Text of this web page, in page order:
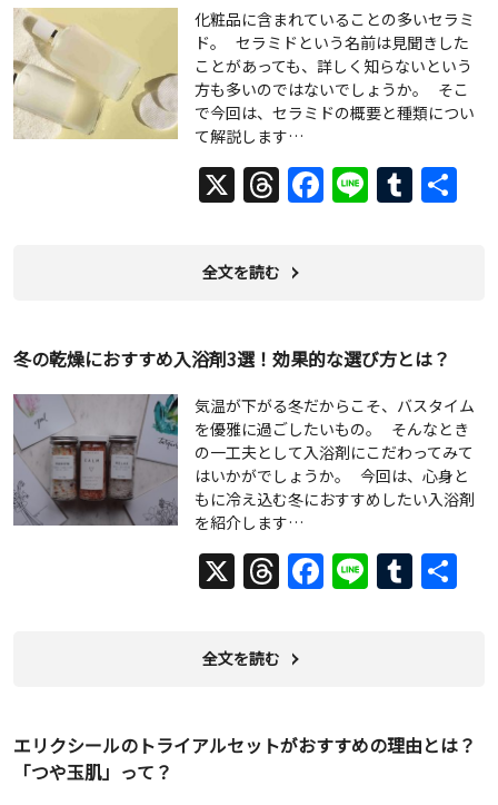
化粧品に含まれていることの多いセラミ
ド。 セラミドという名前は見聞きした
ことがあっても、詳しく知らないという
方も多いのではないでしょうか。 そこ
で今回は、セラミドの概要と種類につい
て解説します…
X Threads
Facebook
Line
全文を読む
冬の乾燥におすすめ入浴剤3選！効果的な選び方とは？
気温が下がる冬だからこそ、バスタイム
を優雅に過ごしたいもの。 そんなとき
の一工夫として入浴剤にこだわってみて
はいかがでしょうか。 今回は、心身と
もに冷え込む冬におすすめしたい入浴剤
を紹介します…
X Threads
Facebook
Line
全文を読む
エリクシールのトライアルセットがおすすめの理由とは？
「つや玉肌」って？